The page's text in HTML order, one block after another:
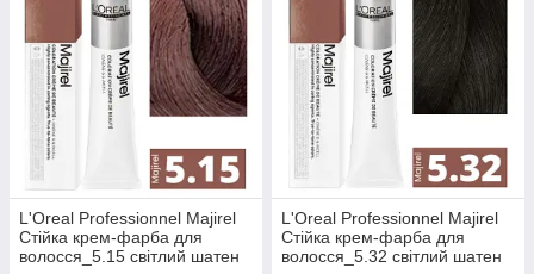
L'Oreal Professionnel Majirel
Стійка крем-фарба для
волосся_5.15 світлий шатен
L'Oreal Professionnel Majirel
Стійка крем-фарба для
волосся_5.32 світлий шатен